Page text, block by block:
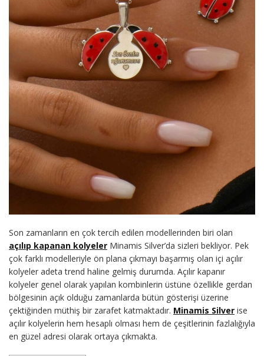
Son zamanların en çok tercih edilen modellerinden biri olan
açılıp kapanan kolyeler Minamis Silver’da sizleri bekliyor. Pek
çok farklı modelleriyle ön plana çıkmayı başarmış olan içi açılır
kolyeler adeta trend haline gelmiş durumda. Açılır kapanır
kolyeler genel olarak yapılan kombinlerin üstüne özellikle gerdan
bölgesinin açık olduğu zamanlarda bütün gösterişi üzerine
çektiğinden müthiş bir zarafet katmaktadır. Minamis Silver ise
açılır kolyelerin hem hesaplı olması hem de çeşitlerinin fazlalığıyla
en güzel adresi olarak ortaya çıkmakta.